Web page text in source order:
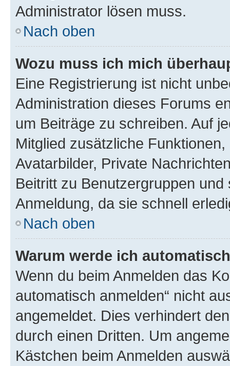
Administrator lösen muss.
Nach oben
Wozu muss ich mich
Eine Registrierung ist nicht
Administration dieses Forums
um Beiträge zu schreiben. Auf
Mitglied zusätzliche
Avatarbilder, Private
Beitritt zu Benutzergruppen
Anmeldung, da sie schnell
Nach oben
Warum werde ich
Wenn du beim Anmelden das
automatisch anmelden“ nicht
angemeldet. Dies verhindert
durch einen Dritten. Um
Kästchen beim Anmelden